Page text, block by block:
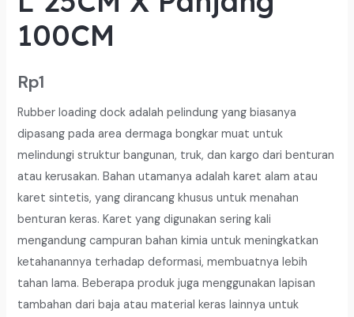
100CM
Rp1
Rubber loading dock adalah pelindung yang biasanya
dipasang pada area dermaga bongkar muat untuk
melindungi struktur bangunan, truk, dan kargo dari benturan
atau kerusakan. Bahan utamanya adalah karet alam atau
karet sintetis, yang dirancang khusus untuk menahan
benturan keras. Karet yang digunakan sering kali
mengandung campuran bahan kimia untuk meningkatkan
ketahanannya terhadap deformasi, membuatnya lebih
tahan lama. Beberapa produk juga menggunakan lapisan
tambahan dari baja atau material keras lainnya untuk